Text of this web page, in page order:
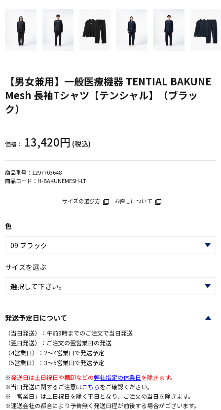
【男女兼用】一般医療機器 TENTIAL BAKUNE
Mesh 長袖Tシャツ【テンシャル】（ブラッ
ク）
価格： 13,420円 (税込)
商品番号： 1297703648
商品コード： H-BAKUNEMESH-LT
サイズの選び方 お直しについて
色
サイズを選ぶ
発送予定日について
（当日発送）：午前9時までのご注文で当日発送
（翌日発送）：ご注文の翌営業日の発送
（4営業日）：2～4営業日で発送予定
（5営業日）：3～5営業日で発送予定
※発送日は土日祝日や棚卸などの弊社指定の休業日を除きます。
※当日発送に関するご注意はこちらをご確認ください。
※「営業日」は土日祝日を除く平日となり、ご注文の当日を除きます。
※運送会社の都合により予告無く発送日程が前後する場合がございます。